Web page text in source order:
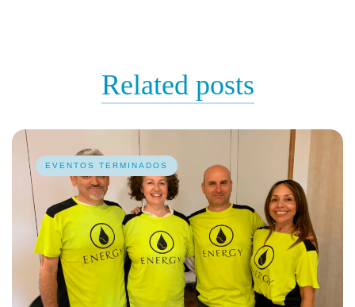
Related posts
EVENTOS TERMINADOS